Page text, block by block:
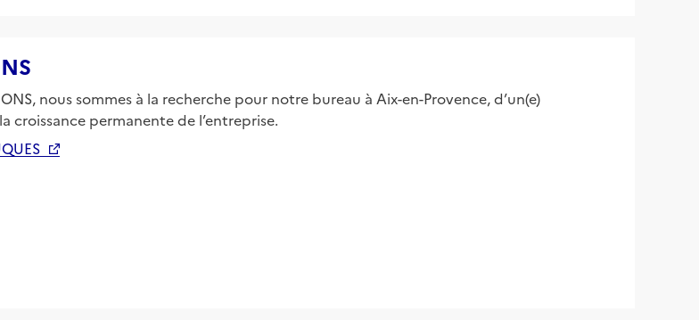
nous sommes à la recherche pour notre bureau à Aix-en-Provence, d’un(e)
croissance permanente de l’entreprise.